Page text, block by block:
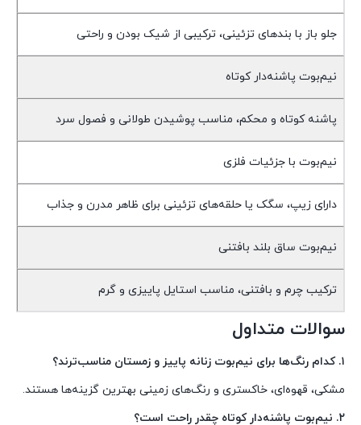
جلو باز با بندهای تزئینی، ترکیبی از شیک بودن و راحتی
نیم‌بوت پاشنه‌دار کوتاه
پاشنه کوتاه و محکم، مناسب پوشیدن طولانی و فصول سرد
نیم‌بوت با جزئیات فلزی
دارای زیپ، سگک یا حلقه‌های تزئینی برای ظاهر مدرن و جذاب
نیم‌بوت ساق بلند بافتنی
ترکیب چرم و بافتنی، مناسب استایل پاییزی و گرم
سوالات متداول
۱. کدام رنگ‌ها برای نیم‌بوت زنانه پاییز و زمستان مناسب‌ترند؟
مشکی، قهوه‌ای، خاکستری و رنگ‌های زمینی بهترین گزینه‌ها هستند.
۲. نیم‌بوت پاشنه‌دار کوتاه چقدر راحت است؟